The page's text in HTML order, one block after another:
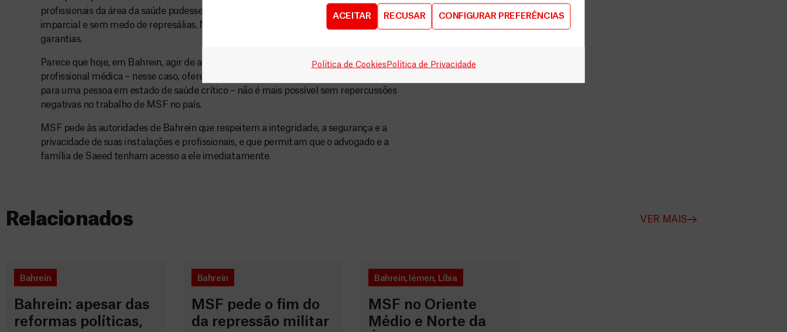
ACEITAR RECUSAR CONFIGURAR PREFERÊNCIAS
Política de Cookies Política de Privacidade
profissionais da área da saúde pudessem conduzir suas atividades de maneira
imparcial e sem medo de represálias. No entanto, até hoje, MSF não conseguiu tais
garantias.
Parece que hoje, em Bahrein, agir de acordo com os deveres mais básicos da ética
profissional médica – nesse caso, oferecer primeiros socorros e chamar ambulâncias
para uma pessoa em estado de saúde crítico – não é mais possível sem repercussões
negativas no trabalho de MSF no país.
MSF pede às autoridades de Bahrein que respeitem a integridade, a segurança e a
privacidade de suas instalações e profissionais, e que permitam que o advogado e a
família de Saeed tenham acesso a ele imediatamente.
Relacionados VER MAIS
Bahrein
Bahrein: apesar das
reformas políticas,
Bahrein
MSF pede o fim do
da repressão militar
Bahrein, Iémen, Líbia
MSF no Oriente
Médio e Norte da